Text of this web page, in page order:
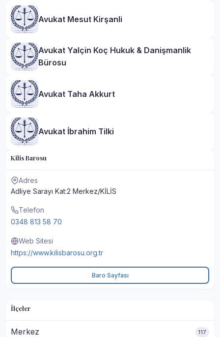
Kilis Barosu
Adres
Adliye Sarayı Kat:2 Merkez/KİLİS
Telefon
0348 813 58 70
Web Sitesi
https://www.kilisbarosu.org.tr
Baro Sayfası
İlçeler
Merkez 117
Avukat Mesut Kirşanli
Avukat Yalçin Koç Hukuk & Danişmanlik
Bürosu
Avukat Taha Akkurt
Avukat İbrahim Tilki